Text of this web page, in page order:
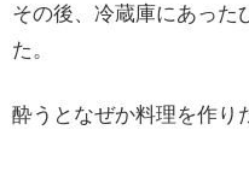
その後、冷蔵庫にあった
た。
酔うとなぜか料理を作り